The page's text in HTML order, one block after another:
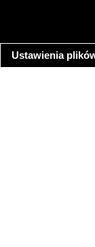
Ustawienia